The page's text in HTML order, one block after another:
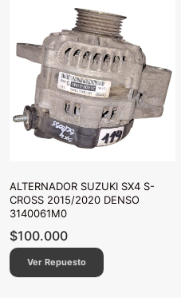
ALTERNADOR SUZUKI SX4 S-
CROSS 2015/2020 DENSO
3140061M0
$100.000
Ver Repuesto